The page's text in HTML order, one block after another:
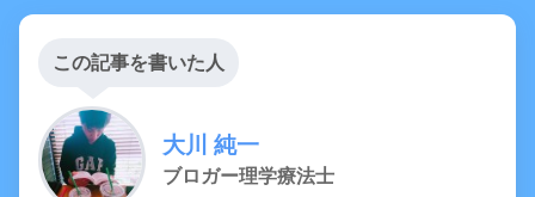
この記事を書いた人
大川 純一
ブロガー理学療法士